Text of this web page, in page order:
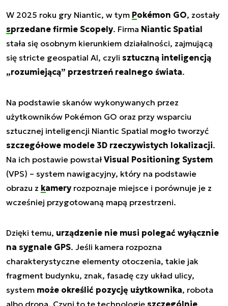
W 2025 roku gry Niantic, w tym Pokémon GO, zostały
sprzedane firmie Scopely. Firma Niantic Spatial
stała się osobnym kierunkiem działalności, zajmującą
się stricte geospatial AI, czyli sztuczną inteligencją
„rozumiejącą” przestrzeń realnego świata.
Na podstawie skanów wykonywanych przez
użytkowników Pokémon GO oraz przy wsparciu
sztucznej inteligencji Niantic Spatial mogło tworzyć
szczegółowe modele 3D rzeczywistych lokalizacji.
Na ich postawie powstałVisual Positioning System
(VPS) – system nawigacyjny, który na podstawie
obrazu z kameryrozpoznaje miejsce i porównuje je z
wcześniej przygotowaną mapą przestrzeni.
Dzięki temu, urządzenie nie musi polegać wyłącznie
na sygnale GPS. Jeśli kamera rozpozna
charakterystyczne elementy otoczenia, takie jak
fragment budynku, znak, fasadę czy układ ulicy,
system może określić pozycję użytkownika, robota